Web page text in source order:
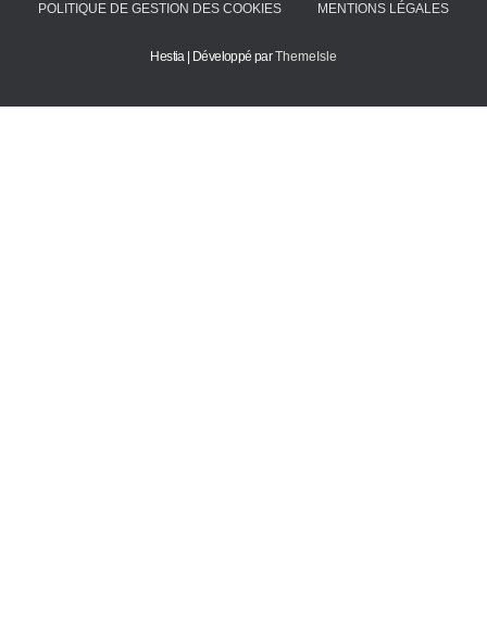
POLITIQUE DE GESTION DES COOKIES MENTIONS LÉGALES
Hestia | Développé parThemeIsle